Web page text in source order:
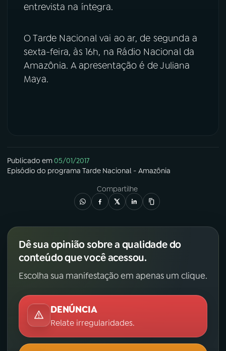
Instagram
TikTok
entrevista na íntegra.
O Tarde Nacional vai ao ar, de segunda a
sexta-feira, às 16h, na Rádio Nacional da
Amazônia. A apresentação é de Juliana
Maya.
Publicado em05/01/2017
Episódio do programa Tarde Nacional - Amazônia
Compartilhe
Dê sua opinião sobre a qualidade do
conteúdo que você acessou.
Escolha sua manifestação em apenas um clique.
DENÚNCIA
Relate irregularidades.